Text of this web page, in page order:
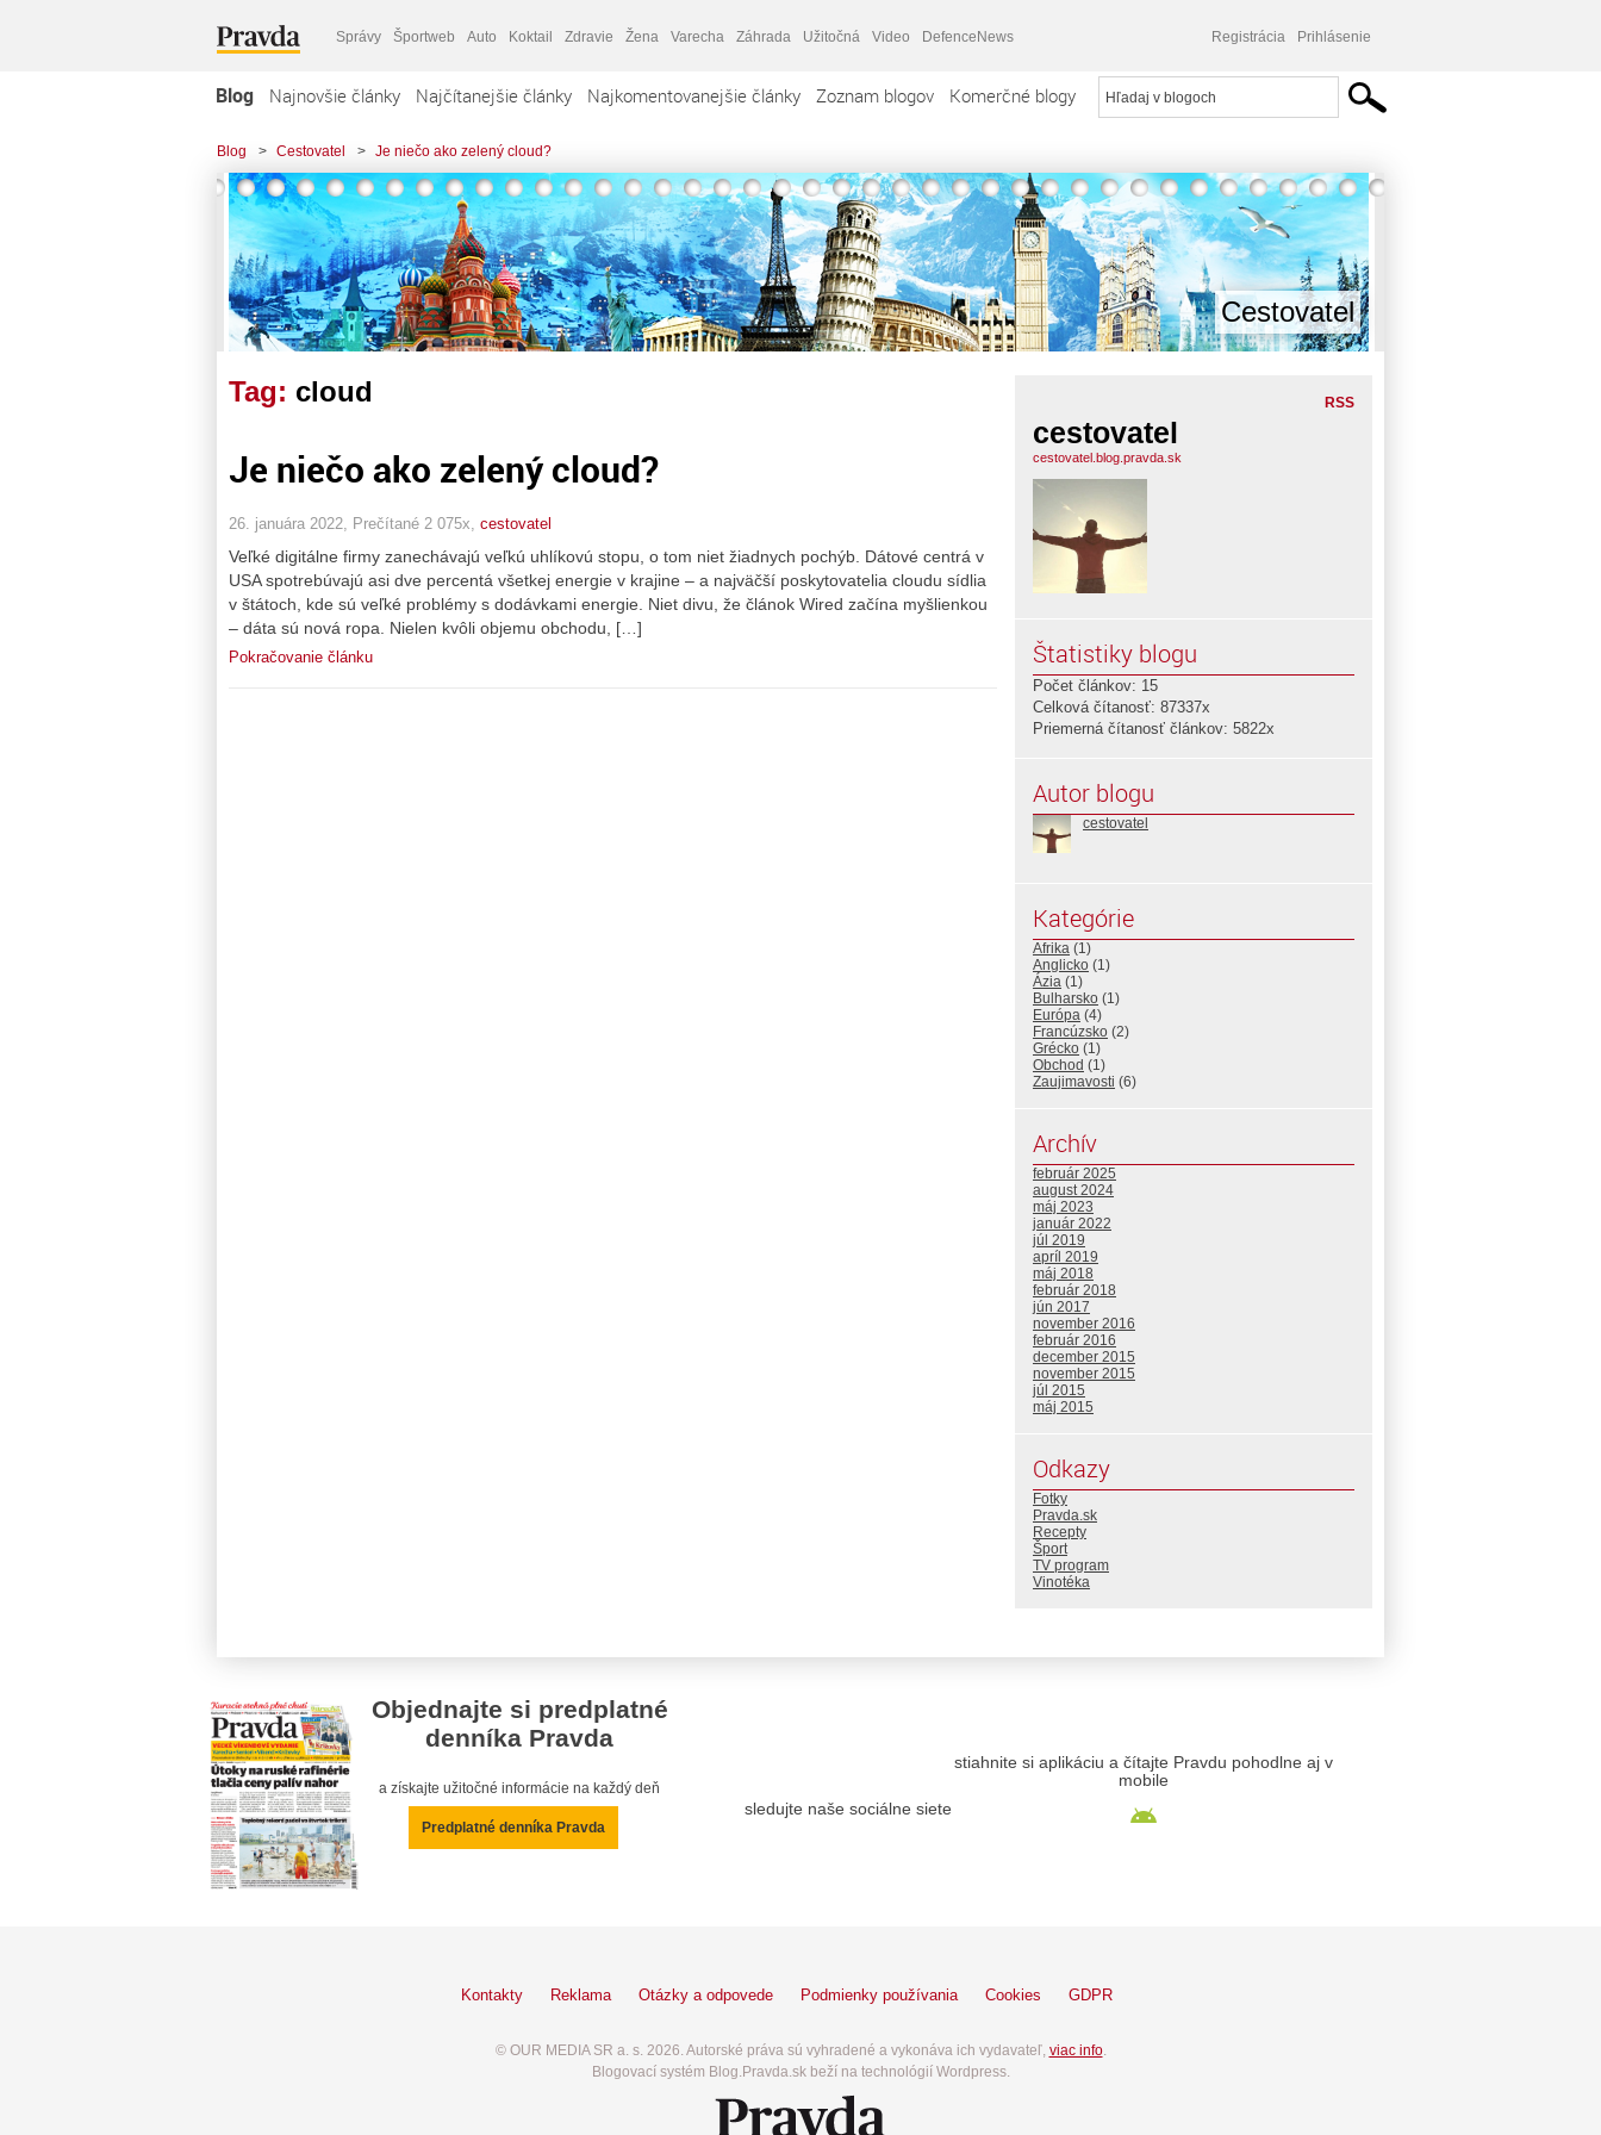
Správy Športweb Auto Koktail Zdravie Žena Varecha Záhrada Užitočná Video DefenceNews Registrácia Prihlásenie
Blog Najnovšie články Najčítanejšie články Najkomentovanejšie články Zoznam blogov Komerčné blogy
Blog > Cestovatel > Je niečo ako zelený cloud?
Cestovatel
Tag: cloud
Je niečo ako zelený cloud?
26. januára 2022, Prečítané 2 075x, cestovatel
Veľké digitálne firmy zanechávajú veľkú uhlíkovú stopu, o tom niet žiadnych pochýb. Dátové centrá v
USA spotrebúvajú asi dve percentá všetkej energie v krajine – a najväčší poskytovatelia cloudu sídlia
v štátoch, kde sú veľké problémy s dodávkami energie. Niet divu, že článok Wired začína myšlienkou
– dáta sú nová ropa. Nielen kvôli objemu obchodu, […]
Pokračovanie článku
RSS
cestovatel
cestovatel.blog.pravda.sk
Štatistiky blogu
Počet článkov: 15
Celková čítanosť: 87337x
Priemerná čítanosť článkov: 5822x
Autor blogu
cestovatel
Kategórie
Afrika (1)
Anglicko (1)
Ázia (1)
Bulharsko (1)
Európa (4)
Francúzsko (2)
Grécko (1)
Obchod (1)
Zaujimavosti (6)
Archív
február 2025
august 2024
máj 2023
január 2022
júl 2019
apríl 2019
máj 2018
február 2018
jún 2017
november 2016
február 2016
december 2015
november 2015
júl 2015
máj 2015
Odkazy
Fotky
Pravda.sk
Recepty
Šport
TV program
Vinotéka
Objednajte si predplatné
denníka Pravda
a získajte užitočné informácie na každý deň
Predplatné denníka Pravda
sledujte naše sociálne siete
stiahnite si aplikáciu a čítajte Pravdu pohodlne aj v
mobile
Kontakty Reklama Otázky a odpovede Podmienky používania Cookies GDPR
© OUR MEDIA SR a. s. 2026. Autorské práva sú vyhradené a vykonáva ich vydavateľ, viac info.
Blogovací systém Blog.Pravda.sk beží na technológií Wordpress.